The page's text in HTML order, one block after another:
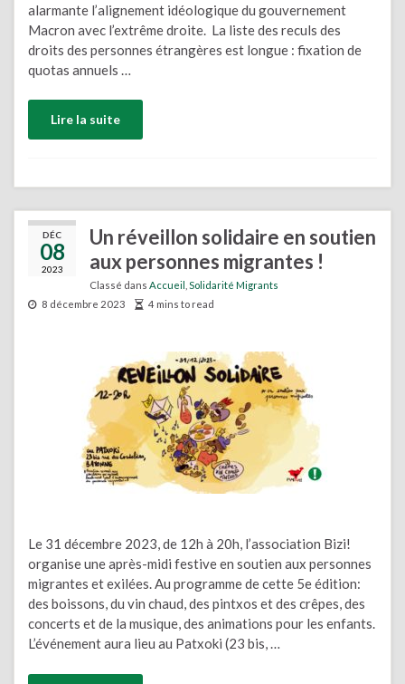
alarmante l’alignement idéologique du gouvernement
Macron avec l’extrême droite. La liste des reculs des
droits des personnes étrangères est longue : fixation de
quotas annuels …
Lire la suite
DÉC
08
2023
Un réveillon solidaire en soutien
aux personnes migrantes !
Classé dans Accueil Solidarité Migrants
8 décembre 2023
4 mins to read
Le 31 décembre 2023, de 12h à 20h, l’association Bizi!
organise une après-midi festive en soutien aux personnes
migrantes et exilées. Au programme de cette 5e édition:
des boissons, du vin chaud, des pintxos et des crêpes, des
concerts et de la musique, des animations pour les enfants.
L’événement aura lieu au Patxoki (23 bis, …